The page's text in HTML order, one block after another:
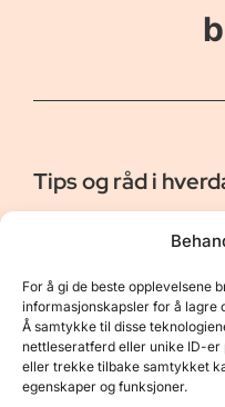
For å gi de beste opplevelsene
informasjonskapsler for å lagre
Å samtykke til disse
nettleseratferd eller unike ID-
eller trekke tilbake samtykket
egenskaper og funksjoner.
Tips og råd i
Er vår bloggside hvor vi
gi deg råd og tips innen
naturopplevelser,
Nyttige Linker
Om oss
Kontakt